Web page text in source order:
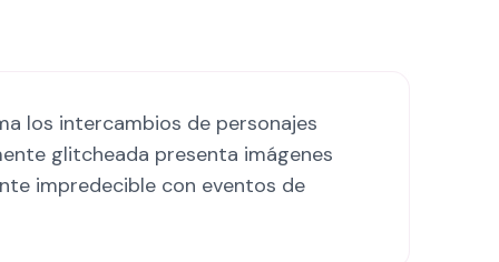
los intercambios de personajes
glitcheada presenta imágenes
impredecible con eventos de